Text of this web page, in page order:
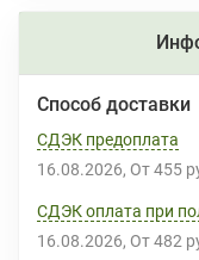
Способ доставки
СДЭК предоплата
16.08.2026 От 455
СДЭК оплата при
16.08.2026 От 482